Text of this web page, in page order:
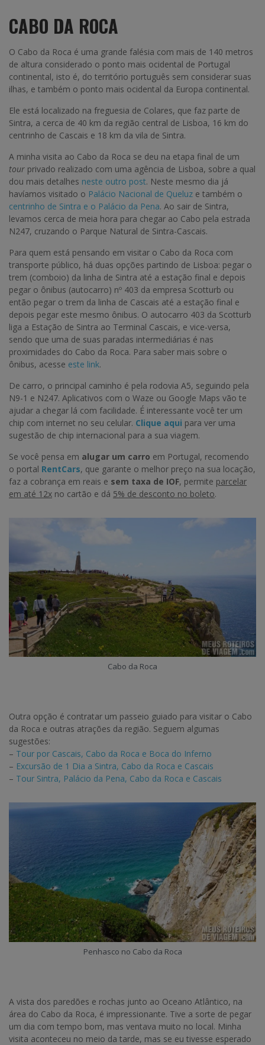
CABO DA ROCA
O Cabo da Roca é uma grande falésia com mais de 140 metros
de altura considerado o ponto mais ocidental de Portugal
continental, isto é, do território português sem considerar suas
ilhas, e também o ponto mais ocidental da Europa continental.
Ele está localizado na freguesia de Colares, que faz parte de
Sintra, a cerca de 40 km da região central de Lisboa, 16 km do
centrinho de Cascais e 18 km da vila de Sintra.
A minha visita ao Cabo da Roca se deu na etapa final de um
tour privado realizado com uma agência de Lisboa, sobre a qual
dou mais detalhes neste outro post. Neste mesmo dia já
havíamos visitado o Palácio Nacional de Queluz e também o
centrinho de Sintra e o Palácio da Pena. Ao sair de Sintra,
levamos cerca de meia hora para chegar ao Cabo pela estrada
N247, cruzando o Parque Natural de Sintra-Cascais.
Para quem está pensando em visitar o Cabo da Roca com
transporte público, há duas opções partindo de Lisboa: pegar o
trem (comboio) da linha de Sintra até a estação final e depois
pegar o ônibus (autocarro) nº 403 da empresa Scotturb ou
então pegar o trem da linha de Cascais até a estação final e
depois pegar este mesmo ônibus. O autocarro 403 da Scotturb
liga a Estação de Sintra ao Terminal Cascais, e vice-versa,
sendo que uma de suas paradas intermediárias é nas
proximidades do Cabo da Roca. Para saber mais sobre o
ônibus, acesse este link.
De carro, o principal caminho é pela rodovia A5, seguindo pela
N9-1 e N247. Aplicativos com o Waze ou Google Maps vão te
ajudar a chegar lá com facilidade. É interessante você ter um
chip com internet no seu celular. Clique aqui para ver uma
sugestão de chip internacional para a sua viagem.
Se você pensa em alugar um carro em Portugal, recomendo
o portal RentCars, que garante o melhor preço na sua locação,
faz a cobrança em reais e sem taxa de IOF, permite parcelar
em até 12x no cartão e dá 5% de desconto no boleto.
Cabo da Roca
Outra opção é contratar um passeio guiado para visitar o Cabo
da Roca e outras atrações da região. Seguem algumas
sugestões:
– Tour por Cascais, Cabo da Roca e Boca do Inferno
– Excursão de 1 Dia a Sintra, Cabo da Roca e Cascais
– Tour Sintra, Palácio da Pena, Cabo da Roca e Cascais
Penhasco no Cabo da Roca
A vista dos paredões e rochas junto ao Oceano Atlântico, na
área do Cabo da Roca, é impressionante. Tive a sorte de pegar
um dia com tempo bom, mas ventava muito no local. Minha
visita aconteceu no meio da tarde, mas se eu tivesse esperado